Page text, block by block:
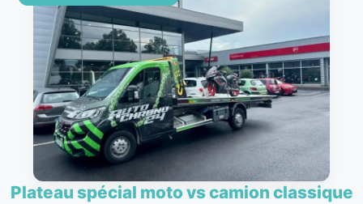
Plateau spécial moto vs camion classique